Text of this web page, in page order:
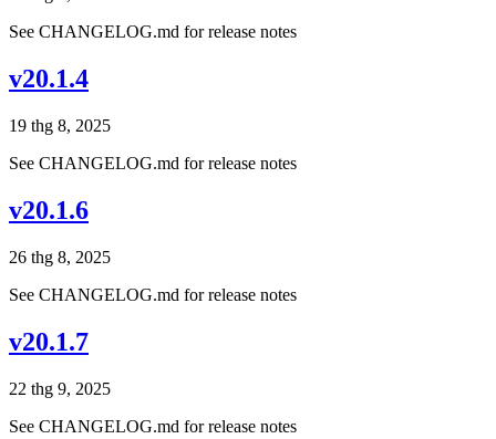
See CHANGELOG.md for release notes
v20.1.4
19 thg 8, 2025
See CHANGELOG.md for release notes
v20.1.6
26 thg 8, 2025
See CHANGELOG.md for release notes
v20.1.7
22 thg 9, 2025
See CHANGELOG.md for release notes